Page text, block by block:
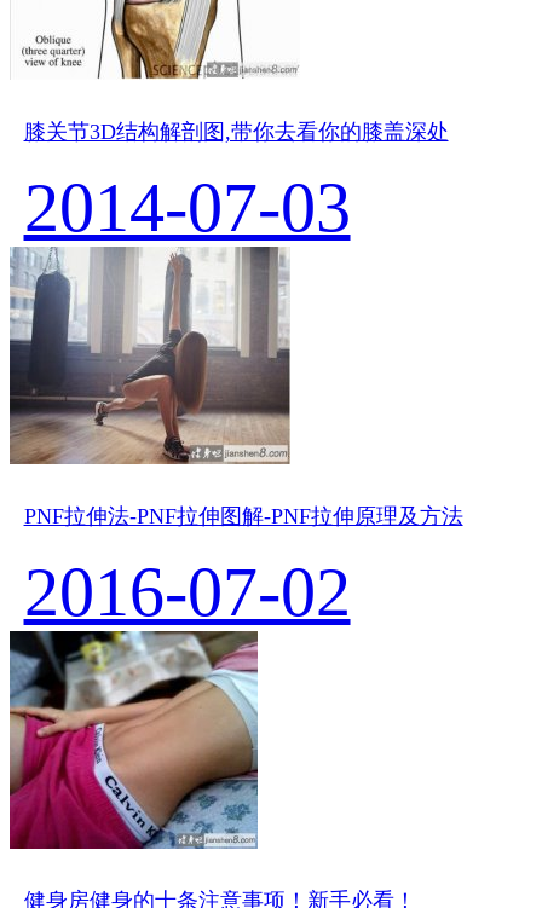
膝关节3D结构解剖图,带你去看你的膝盖深处
2014-07-03
PNF拉伸法-PNF拉伸图解-PNF拉伸原理及方法
2016-07-02
健身房健身的十条注意事项！新手必看！